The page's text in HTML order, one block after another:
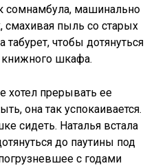
сомнамбула, машинально
смахивая пыль со старых
чтобы дотянуться
шкафа.
хотел прерывать ее
она так успокаивается.
сидеть. Наталья встала
до паутины под
с годами